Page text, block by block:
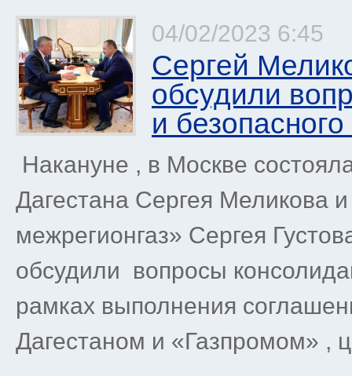
04/02/2023 6:45
Сергей
обсудили
и
Накануне , в Москве
Дагестана Сергея Меликова
межрегионгаз» Сергея
обсудили вопросы
рамках выполнения
Дагестаном и «Газпромом» ,